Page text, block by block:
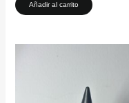
Añadir al carrito